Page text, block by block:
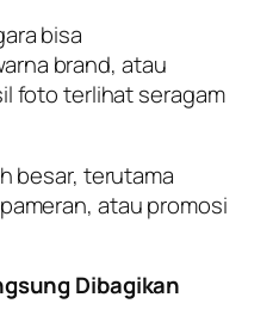
bisa
brand, atau
foto terlihat seragam
besar, terutama
atau promosi
Dibagikan